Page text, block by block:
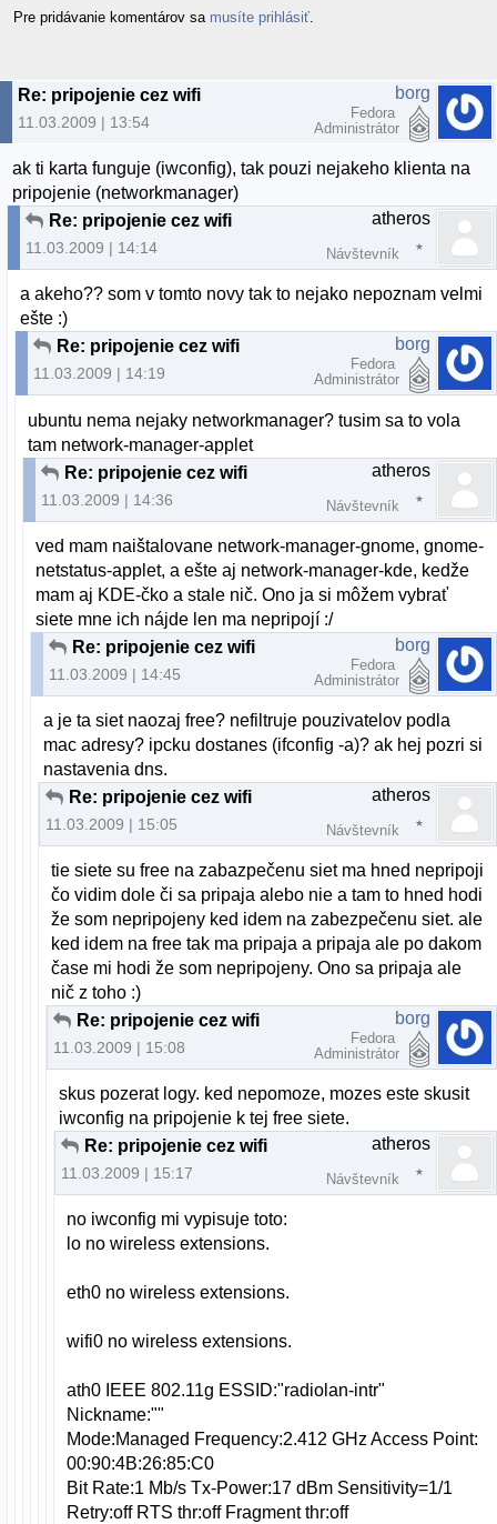
Pre pridávanie komentárov sa musíte prihlásiť
Re: pripojenie cez wifi
11.03.2009 | 13:54
borg
Fedora
Administrátor
ak ti karta funguje (iwconfig), tak pouzi nejakeho klienta na
pripojenie (networkmanager)
Re: pripojenie cez wifi
11.03.2009 | 14:14
atheros
Návštevník
a akeho?? som v tomto novy tak to nejako nepoznam velmi
ešte :)
Re: pripojenie cez wifi
11.03.2009 | 14:19
borg
Fedora
Administrátor
ubuntu nema nejaky networkmanager? tusim sa to vola
tam network-manager-applet
Re: pripojenie cez wifi
11.03.2009 | 14:36
atheros
Návštevník
ved mam naištalovane network-manager-gnome, gnome-
netstatus-applet, a ešte aj network-manager-kde, kedže
mam aj KDE-čko a stale nič. Ono ja si môžem vybrať
siete mne ich nájde len ma nepripojí :/
Re: pripojenie cez wifi
11.03.2009 | 14:45
borg
Fedora
Administrátor
a je ta siet naozaj free? nefiltruje pouzivatelov podla
mac adresy? ipcku dostanes (ifconfig -a)? ak hej pozri si
nastavenia dns.
Re: pripojenie cez wifi
11.03.2009 | 15:05
atheros
Návštevník
tie siete su free na zabazpečenu siet ma hned nepripoji
čo vidim dole či sa pripaja alebo nie a tam to hned hodi
že som nepripojeny ked idem na zabezpečenu siet. ale
ked idem na free tak ma pripaja a pripaja ale po dakom
čase mi hodi že som nepripojeny. Ono sa pripaja ale
nič z toho :)
Re: pripojenie cez wifi
11.03.2009 | 15:08
borg
Fedora
Administrátor
skus pozerat logy. ked nepomoze, mozes este skusit
iwconfig na pripojenie k tej free siete.
Re: pripojenie cez wifi
11.03.2009 | 15:17
atheros
Návštevník
no iwconfig mi vypisuje toto:
lo no wireless extensions.
eth0 no wireless extensions.
wifi0 no wireless extensions.
ath0 IEEE 802.11g ESSID:"radiolan-intr"
Nickname:""
Mode:Managed Frequency:2.412 GHz Access Point:
00:90:4B:26:85:C0
Bit Rate:1 Mb/s Tx-Power:17 dBm Sensitivity=1/1
Retry:off RTS thr:off Fragment thr:off